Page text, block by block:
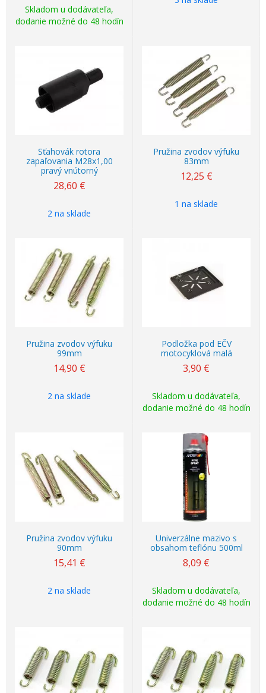
Skladom u dodávateľa,
dodanie možné do 48 hodín
Sťahovák rotora
zapaľovania M28x1,00
pravý vnútorný
28,60 €
2 na sklade
Pružina zvodov výfuku
83mm
12,25 €
1 na sklade
Pružina zvodov výfuku
99mm
14,90 €
2 na sklade
Podložka pod EČV
motocyklová malá
3,90 €
Skladom u dodávateľa,
dodanie možné do 48 hodín
Pružina zvodov výfuku
90mm
15,41 €
2 na sklade
Univerzálne mazivo s
obsahom teflónu 500ml
8,09 €
Skladom u dodávateľa,
dodanie možné do 48 hodín